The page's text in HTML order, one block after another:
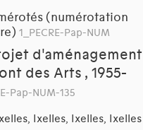
(numérotation
1_PECRE-Pap-NUM
d'aménagement
des Arts , 1955-
Pap-NUM-135
Ixelles, Ixelles, Ixelles